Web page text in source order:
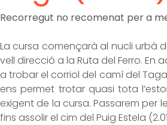
Recorregut no recomenat per a
La cursa començarà al nucli urbà
vell direcció a la Ruta del Ferro. En
a trobar el corriol del camí del
ens permet trotar quasi tota
exigent de la cursa. Passarem per
fins assolir el cim del Puig Estela